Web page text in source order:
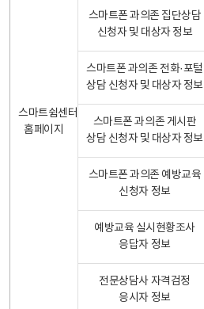
스마트쉼센터
홈페이지
스마트폰 과의존 집단상담
신청자 및 대상자 정보
스마트폰 과의존 전화·포털
상담 신청자 및 대상자 정보
스마트폰 과의존 게시판
상담 신청자 및 대상자 정보
스마트폰 과의존 예방교육
신청자 정보
예방교육 실시현황조사
응답자 정보
전문상담사 자격검정
응시자 정보